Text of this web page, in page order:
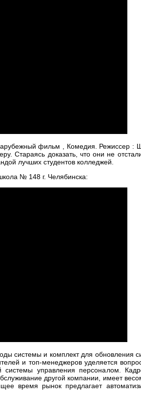
фильм , Комедия. Режиссер :
Стараясь доказать, что они не
лучших студентов колледжей.
№ 148 г. Челябинска:
системы и комплект для
и топ-менеджеров уделяется
системы управления персоналом.
другой компании, имеет
время рынок предлагает